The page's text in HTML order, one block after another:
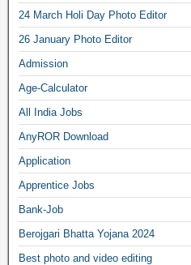
24 March Holi Day Photo Editor
26 January Photo Editor
Admission
Age-Calculator
All India Jobs
AnyROR Download
Application
Apprentice Jobs
Bank-Job
Berojgari Bhatta Yojana 2024
Best photo and video editing